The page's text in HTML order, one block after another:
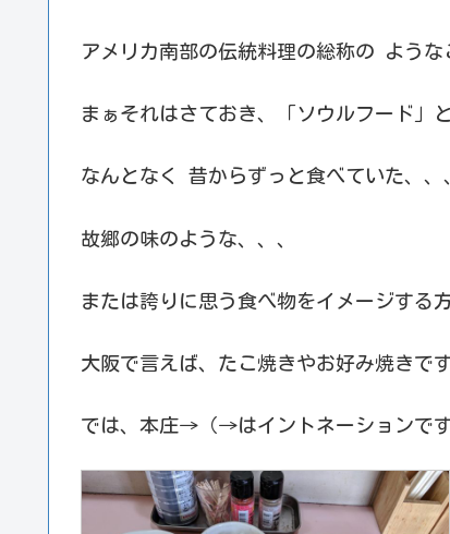
アメリカ南部の伝統料理の総称の ような
まぁそれはさておき、「ソウルフード」
なんとなく 昔からずっと食べていた、、
故郷の味のような、、、
または誇りに思う食べ物をイメージする
大阪で言えば、たこ焼きやお好み焼きで
では、本庄→（→はイントネーションで